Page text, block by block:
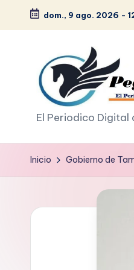
Saltar
contenido
dom., 9 ago. 2026 -
p
e
g
El Periodico Digital
Inicio Gobierno de